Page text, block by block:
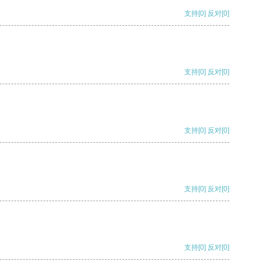
支持[0] 反对[0]
支持[0] 反对[0]
支持[0] 反对[0]
支持[0] 反对[0]
支持[0] 反对[0]